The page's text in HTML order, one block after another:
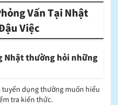
Vấn Tại Nhật
Việc
Nhật thường hỏi những
dụng thường muốn hiểu
tra kiến thức.